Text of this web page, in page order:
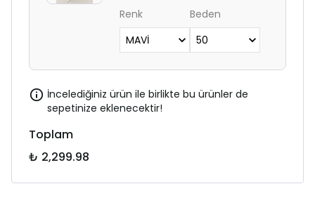
Renk
Beden
İncelediğiniz ürün ile birlikte bu ürünler de
sepetinize eklenecektir!
Toplam
₺ 2,299.98